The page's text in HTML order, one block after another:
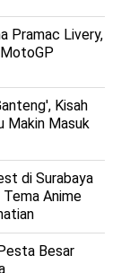
Pramac Livery,
Kisah
Makin Masuk
di Surabaya
Anime
Besar